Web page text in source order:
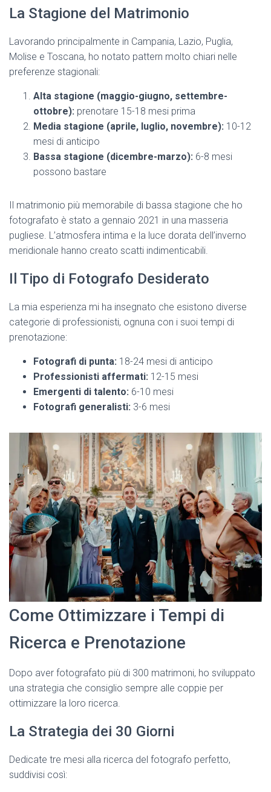
La Stagione del Matrimonio
Lavorando principalmente in Campania, Lazio, Puglia,
Molise e Toscana, ho notato pattern molto chiari nelle
preferenze stagionali:
Alta stagione (maggio-giugno, settembre-
ottobre): prenotare 15-18 mesi prima
Media stagione (aprile, luglio, novembre): 10-12
mesi di anticipo
Bassa stagione (dicembre-marzo): 6-8 mesi
possono bastare
Il matrimonio più memorabile di bassa stagione che ho
fotografato è stato a gennaio 2021 in una masseria
pugliese. L’atmosfera intima e la luce dorata dell’inverno
meridionale hanno creato scatti indimenticabili.
Il Tipo di Fotografo Desiderato
La mia esperienza mi ha insegnato che esistono diverse
categorie di professionisti, ognuna con i suoi tempi di
prenotazione:
Fotografi di punta: 18-24 mesi di anticipo
Professionisti affermati: 12-15 mesi
Emergenti di talento: 6-10 mesi
Fotografi generalisti: 3-6 mesi
Come Ottimizzare i Tempi di
Ricerca e Prenotazione
Dopo aver fotografato più di 300 matrimoni, ho sviluppato
una strategia che consiglio sempre alle coppie per
ottimizzare la loro ricerca.
La Strategia dei 30 Giorni
Dedicate tre mesi alla ricerca del fotografo perfetto,
suddivisi così: